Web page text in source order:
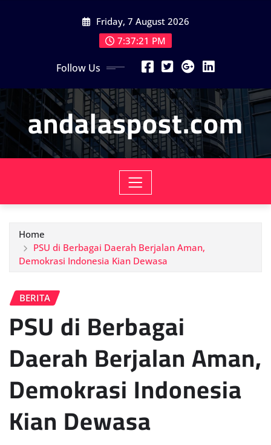
Friday, 7 August 2026
7:37:23 PM
Follow Us
andalaspost.com
Home
PSU di Berbagai Daerah Berjalan Aman,
Demokrasi Indonesia Kian Dewasa
BERITA
PSU di Berbagai
Daerah Berjalan Aman,
Demokrasi Indonesia
Kian Dewasa